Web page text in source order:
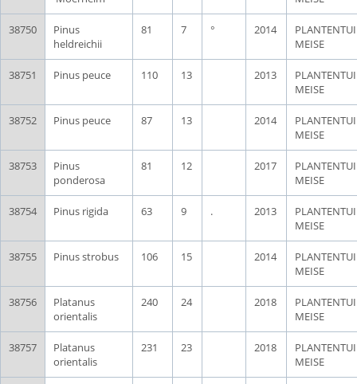
38750
Pinus
heldreichii
81 7 ° 2014
MEISE
38751 Pinus peuce 110 13 2013
MEISE
38752 Pinus peuce 87 13 2014
MEISE
38753
Pinus
ponderosa
81 12 2017
MEISE
38754 Pinus rigida 63 9 . 2013
MEISE
38755 Pinus strobus 106 15 2014
MEISE
38756
Platanus
orientalis
240 24 2018
MEISE
38757
Platanus
orientalis
231 23 2018
MEISE